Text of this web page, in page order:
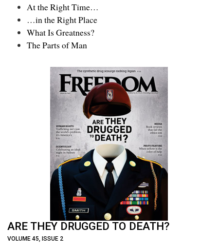
At the Right Time…
…in the Right Place
What Is Greatness?
The Parts of Man
ARE THEY DRUGGED TO DEATH?
VOLUME 45, ISSUE 2